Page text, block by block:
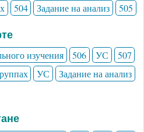
504 Задание на анализ 505
изучения 506 УС
507
УС
Задание на анализ